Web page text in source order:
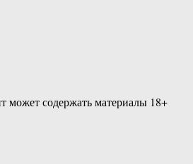
может содержать материалы 18+